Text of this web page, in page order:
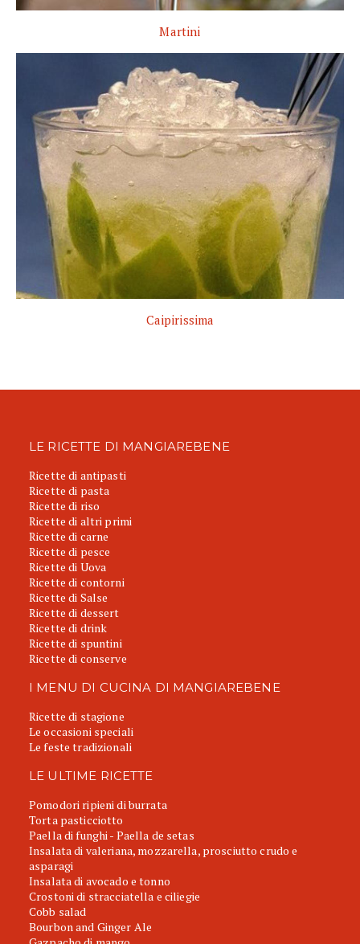
Martini
Caipirissima
LE RICETTE DI MANGIAREBENE
Ricette di antipasti
Ricette di pasta
Ricette di riso
Ricette di altri primi
Ricette di carne
Ricette di pesce
Ricette di Uova
Ricette di contorni
Ricette di Salse
Ricette di dessert
Ricette di drink
Ricette di spuntini
Ricette di conserve
I MENU DI CUCINA DI MANGIAREBENE
Ricette di stagione
Le occasioni speciali
Le feste tradizionali
LE ULTIME RICETTE
Pomodori ripieni di burrata
Torta pasticciotto
Paella di funghi - Paella de setas
Insalata di valeriana, mozzarella, prosciutto crudo e
asparagi
Insalata di avocado e tonno
Crostoni di stracciatella e ciliegie
Cobb salad
Bourbon and Ginger Ale